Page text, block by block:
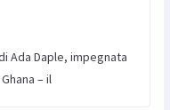
Ada Daple, impegnata
– il